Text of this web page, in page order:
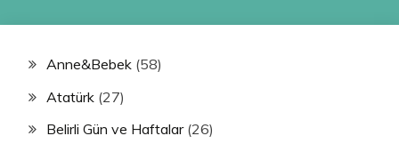
Anne&Bebek (58)
Atatürk (27)
Belirli Gün ve Haftalar(26)